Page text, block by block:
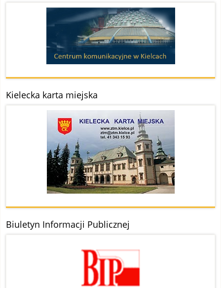
Kielecka karta miejska
Biuletyn Informacji Publicznej